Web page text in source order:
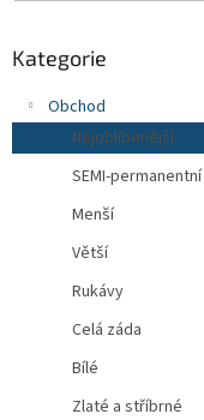
Kategorie
Obchod
Nejoblíbenější
SEMI-permanentní
Menší
Větší
Rukávy
Celá záda
Bílé
Zlaté a stříbrné